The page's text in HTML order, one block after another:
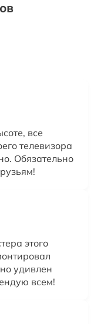
все
телевизора
Обязательно
этого
удивлен
всем!